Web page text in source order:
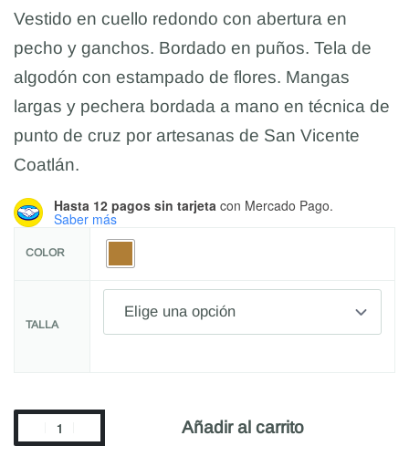
Vestido en cuello redondo con abertura en
pecho y ganchos. Bordado en puños. Tela de
algodón con estampado de flores. Mangas
largas y pechera bordada a mano en técnica de
punto de cruz por artesanas de San Vicente
Coatlán.
Hasta 12 pagos sin tarjeta con Mercado Pago.
Saber más
COLOR
TALLA
Añadir al carrito